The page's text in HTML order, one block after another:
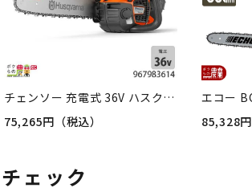
チェンソー 充電式 36V ハスクバーナ 排気量40cc エンジンクラスに相当 T540iXP 14RT SP21G 2.5kg 全天候型 本体のみ（バッテリ・充電器別売） 967983614
75,265円（税込）
85,328円
ェック